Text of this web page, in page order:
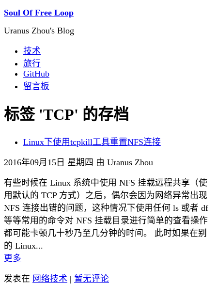
Soul Of Free Loop
Uranus Zhou's Blog
技术
旅行
GitHub
留言板
标签 'TCP' 的存档
Linux下使用tcpkill工具重置NFS连接
2016年09月15日 星期四 由 Uranus Zhou
有些时候在 Linux 系统中使用 NFS 挂载远程共享（使
用默认的 TCP 方式）之后，偶尔会因为网络异常出现
NFS 连接出错的问题，这种情况下使用任何 ls 或者 df
等等常用的命令对 NFS 挂载目录进行简单的查看操作
都可能卡顿几十秒乃至几分钟的时间。 此时如果在别
的 Linux...
更多
发表在 网络技术 | 暂无评论